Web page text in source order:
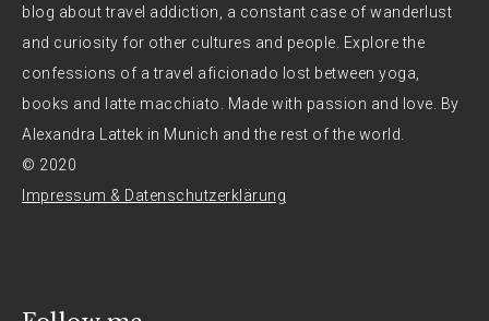
blog about travel addiction, a constant case of wanderlust
and curiosity for other cultures and people. Explore the
confessions of a travel aficionado lost between yoga,
books and latte macchiato. Made with passion and love. By
Alexandra Lattek in Munich and the rest of the world.
© 2020
Impressum & Datenschutzerklärung